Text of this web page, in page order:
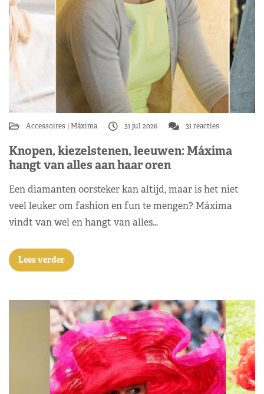
Accessoires Máxima 31 jul 2026 31 reacties
Knopen, kiezelstenen, leeuwen: Máxima
hangt van alles aan haar oren
Een diamanten oorsteker kan altijd, maar is het niet
veel leuker om fashion en fun te mengen? Máxima
vindt van wel en hangt van alles…
Lees verder